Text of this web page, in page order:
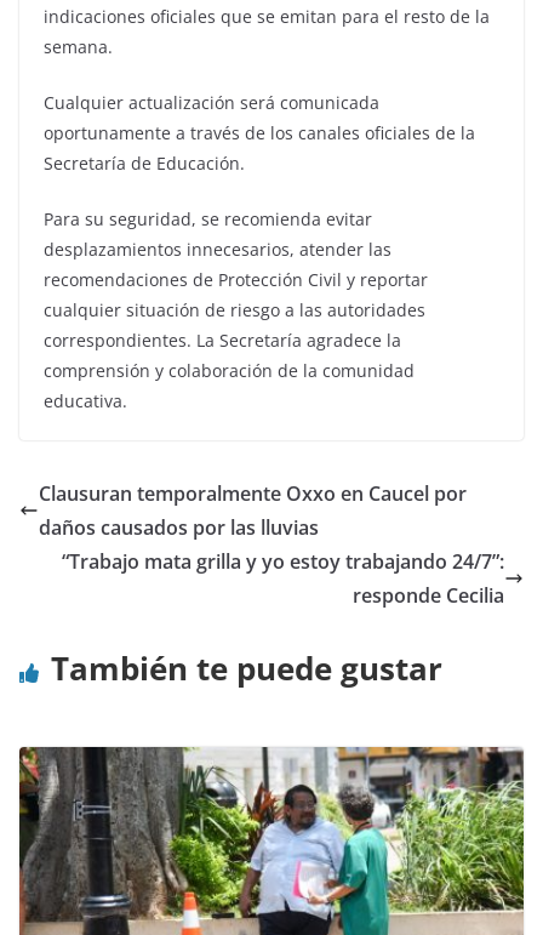
indicaciones oficiales que se emitan para el resto de la
semana.
Cualquier actualización será comunicada
oportunamente a través de los canales oficiales de la
Secretaría de Educación.
Para su seguridad, se recomienda evitar
desplazamientos innecesarios, atender las
recomendaciones de Protección Civil y reportar
cualquier situación de riesgo a las autoridades
correspondientes. La Secretaría agradece la
comprensión y colaboración de la comunidad
educativa.
Clausuran temporalmente Oxxo en Caucel por
daños causados por las lluvias
“Trabajo mata grilla y yo estoy trabajando 24/7”:
responde Cecilia
También te puede gustar